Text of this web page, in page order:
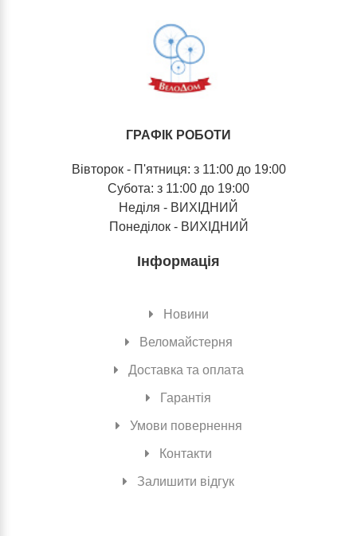
ГРАФІК РОБОТИ
Вівторок - П'ятниця: з 11:00 до 19:00
Субота: з 11:00 до 19:00
Неділя - ВИХІДНИЙ
Понеділок - ВИХІДНИЙ
Інформація
Новини
Веломайстерня
Доставка та оплата
Гарантія
Умови повернення
Контакти
Залишити відгук